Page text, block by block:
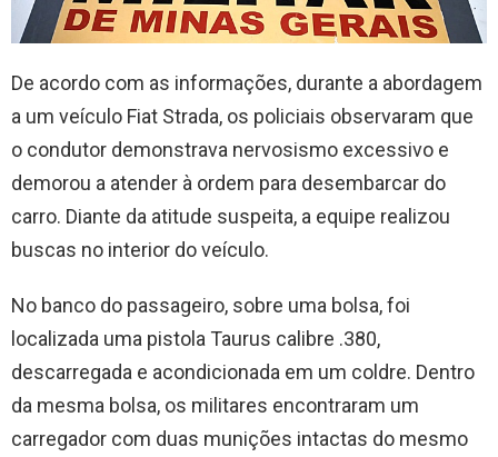
De acordo com as informações, durante a abordagem
a um veículo Fiat Strada, os policiais observaram que
o condutor demonstrava nervosismo excessivo e
demorou a atender à ordem para desembarcar do
carro. Diante da atitude suspeita, a equipe realizou
buscas no interior do veículo.
No banco do passageiro, sobre uma bolsa, foi
localizada uma pistola Taurus calibre .380,
descarregada e acondicionada em um coldre. Dentro
da mesma bolsa, os militares encontraram um
carregador com duas munições intactas do mesmo